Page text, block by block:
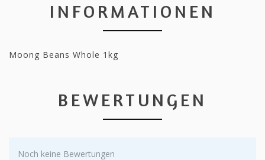
INFORMATIONEN
Moong Beans Whole 1kg
BEWERTUNGEN
Noch keine Bewertungen